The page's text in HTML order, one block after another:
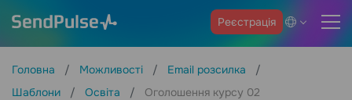
Реєстрація
Головна Можливості
Email розсилка
Шаблони
Освіта Оголошення курсу 02